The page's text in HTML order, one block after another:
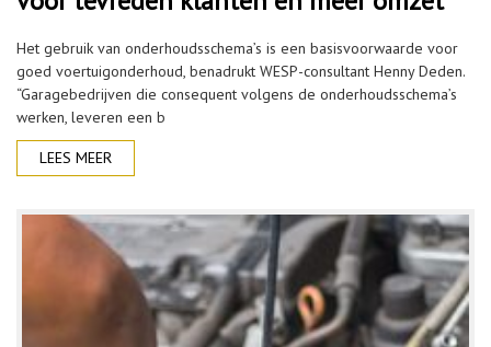
Het gebruik van onderhoudsschema’s is een basisvoorwaarde voor
goed voertuigonderhoud, benadrukt WESP-consultant Henny Deden.
“Garagebedrijven die consequent volgens de onderhoudsschema’s
werken, leveren een b
LEES MEER